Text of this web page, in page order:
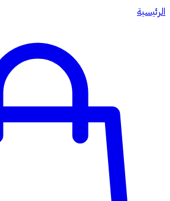
الرئيسية